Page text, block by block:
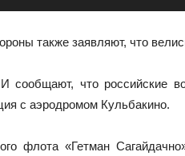
также заявляют, что
сообщают, что российские
с аэродромом Кульбакино.
флота «Гетман